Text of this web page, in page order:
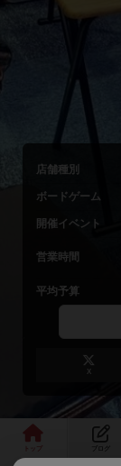
店舗種別
ボードゲーム
開催イベント
営業時間
平均予算
X